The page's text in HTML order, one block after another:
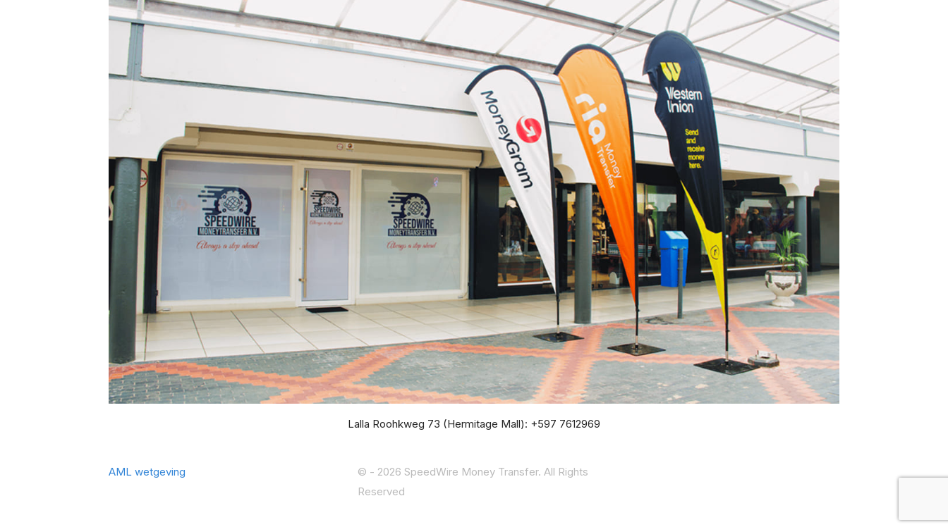
Lalla Roohkweg 73 (Hermitage Mall): +597 7612969
AML wetgeving © - 2026 SpeedWire Money Transfer. All Rights
Reserved